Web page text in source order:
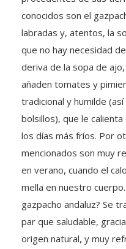
conocidos son el
labradas y, atentos, la
que no hay necesidad
deriva de la sopa de
añaden tomates y
tradicional y humilde
bolsillos), que le
los días más fríos. Por
mencionados son muy
en verano, cuando el
mella en nuestro
gazpacho andaluz? Se
par que saludable,
origen natural, y muy